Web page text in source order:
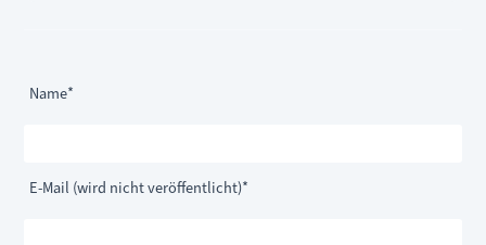
Pflichtfeld
Name*
Pflichtfeld
E-Mail (wird nicht veröffentlicht)*